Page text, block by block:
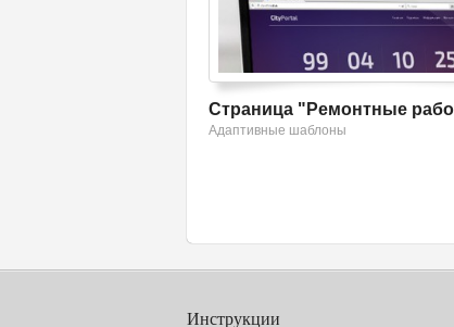
Cтраница "Ремонтные
Адаптивные шаблоны
Инструкции